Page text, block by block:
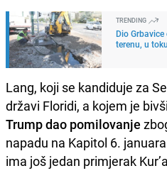
TRENDING
Dio
terenu, u
Lang, koji se kandiduje za
državi Floridi, a kojem je
Trump dao pomilovanje
napadu na Kapitol 6.
ima još jedan primjerak